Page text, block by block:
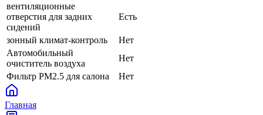
вентиляционные
отверстия для задних
сидений
Есть
зонный климат-контроль
Нет
Автомобильный
очиститель воздуха
Нет
Фильтр PM2.5 для салона
Нет
Главная